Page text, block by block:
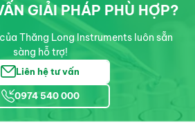
GIẢI PHÁP PHÙ HỢP?
Thăng Long Instruments luôn sẵn
sàng hỗ trợ!
Liên hệ tư vấn
0974 540 000